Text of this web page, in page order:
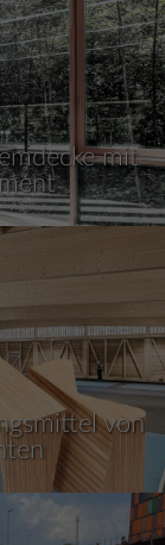
mit
von